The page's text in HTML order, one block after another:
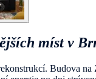
míst v
Budova